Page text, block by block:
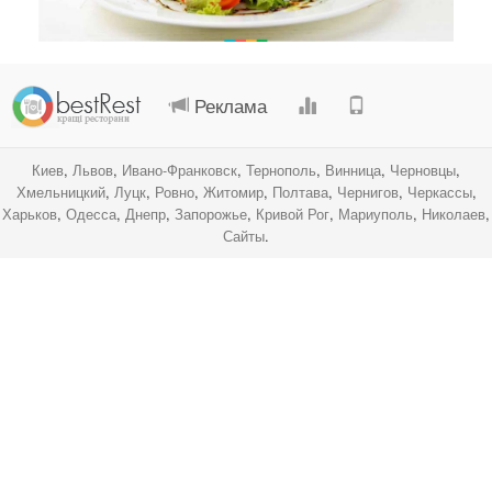
Реклама
Киев, Львов, Ивано-Франковск, Тернополь, Винница, Черновцы,
Хмельницкий, Луцк, Ровно, Житомир, Полтава, Чернигов, Черкассы,
Харьков, Одесса, Днепр, Запорожье, Кривой Рог, Мариуполь, Николаев,
Сайты.